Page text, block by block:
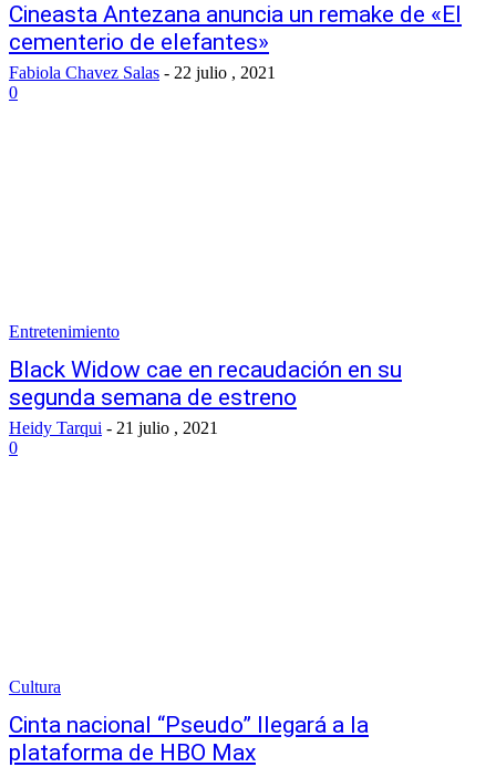
Cineasta Antezana anuncia un remake de «El
cementerio de elefantes»
Fabiola Chavez Salas - 22 julio , 2021
0
Entretenimiento
Black Widow cae en recaudación en su
segunda semana de estreno
Heidy Tarqui - 21 julio , 2021
0
Cultura
Cinta nacional “Pseudo” llegará a la
plataforma de HBO Max